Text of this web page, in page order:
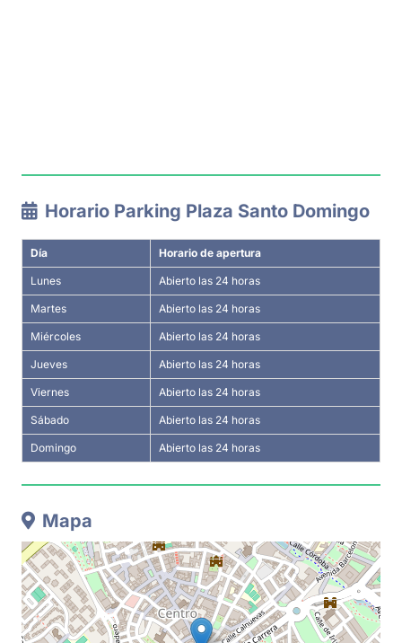
Horario Parking Plaza Santo Domingo
Día Horario de apertura
Lunes Abierto las 24 horas
Martes Abierto las 24 horas
Miércoles Abierto las 24 horas
Jueves Abierto las 24 horas
Viernes Abierto las 24 horas
Sábado Abierto las 24 horas
Domingo Abierto las 24 horas
Mapa